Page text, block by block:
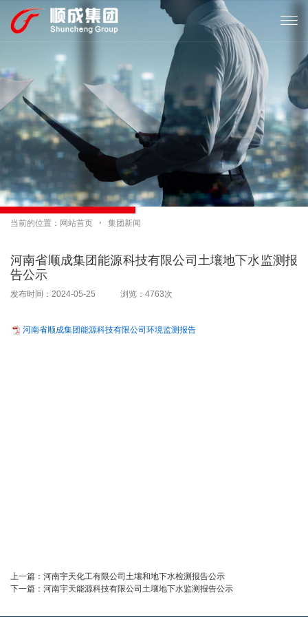

当前的位置： 网站首页  集团新闻
河南省顺成集团能源科技有限公司土壤地下水监测报
告公示
发布时间：2024-05-25 浏览：4763次
河南省顺成集团能源科技有限公司环境监测报告
上一篇： 河南宇天化工有限公司土壤和地下水检测报告公示
下一篇： 河南宇天能源科技有限公司土壤地下水监测报告公示